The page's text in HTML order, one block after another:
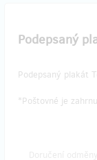
Podepsaný
Podepsaný plakát
*Poštovné je